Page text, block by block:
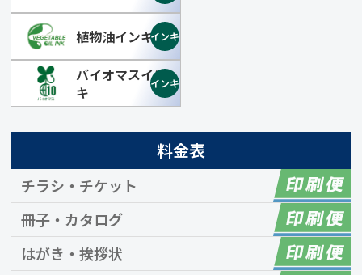
植物油インキ
バイオマスイン
キ
料金表
チラシ・チケット
冊子・カタログ
はがき・挨拶状